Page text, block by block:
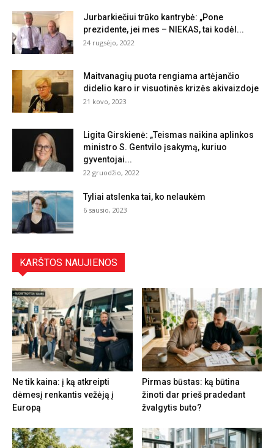
Jurbarkiečiui trūko kantrybė: „Pone
prezidente, jei mes – NIEKAS, tai kodėl...
24 rugsėjo, 2022
Maitvanagių puota rengiama artėjančio
didelio karo ir visuotinės krizės akivaizdoje
21 kovo, 2023
Ligita Girskienė: „Teismas naikina aplinkos
ministro S. Gentvilo įsakymą, kuriuo
gyventojai...
22 gruodžio, 2022
Tyliai atslenka tai, ko nelaukėm
6 sausio, 2023
KARŠTOS NAUJIENOS
Ne tik kaina: į ką atkreipti
dėmesį renkantis vežėją į
Europą
Pirmas būstas: ką būtina
žinoti dar prieš pradedant
žvalgytis buto?